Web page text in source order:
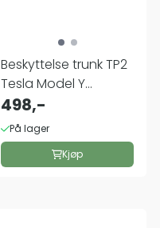
Beskyttelse trunk TP2
Tesla Model Y
Juniper
498,-
På lager
Kjøp